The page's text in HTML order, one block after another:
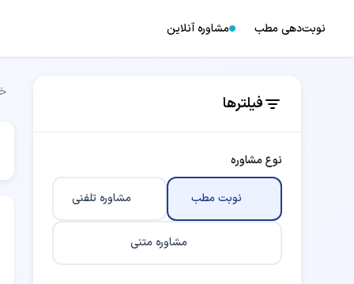
نوبت‌دهی مطب مشاوره آنلاین
فیلترها
نوع مشاوره
نوبت مطب مشاوره تلفنی
مشاوره متنی